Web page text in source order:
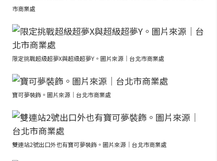
市商業處
限定挑戰超級超夢X與超級超夢Y。圖片來源｜台北市商業處
寶可夢裝飾。圖片來源｜台北市商業處
雙連站2號出口外也有寶可夢裝飾。圖片來源｜台北市商業處